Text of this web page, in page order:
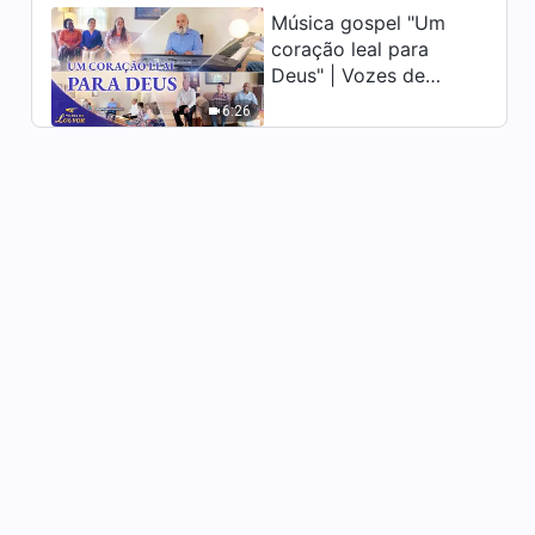
23:18
Testemunho de fé "Quando
eu tinha dezoito anos" A
história real dos cristão
(Dublado)
6:26
Música gospel "Um
coração leal para
Deus" | Vozes de